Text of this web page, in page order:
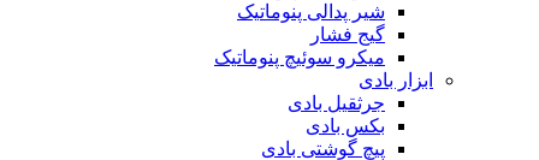
شیر پدالی پنوماتیک
گیج فشار
میکرو سوئیچ پنوماتیک
ابزار بادی
جرثقیل بادی
بکس بادی
پیچ گوشتی بادی